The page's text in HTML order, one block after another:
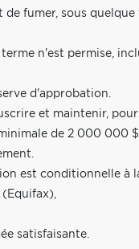
fumer, sous
n'est permise,
d'approbation.
et maintenir,
de 2 000 000
est conditionnelle à
satisfaisante.